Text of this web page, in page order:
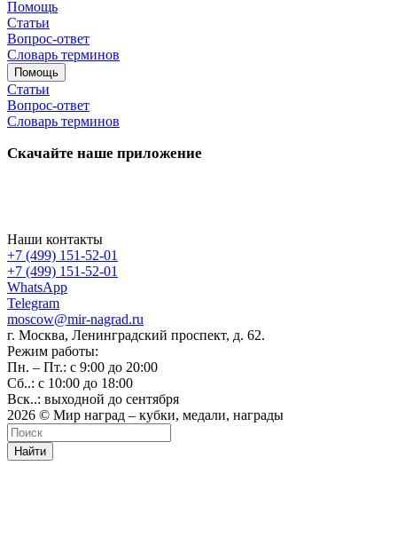
Помощь
Статьи
Вопрос-ответ
Словарь терминов
Помощь
Статьи
Вопрос-ответ
Словарь терминов
Скачайте наше приложение
Наши контакты
+7 (499) 151-52-01
+7 (499) 151-52-01
WhatsApp
Telegram
moscow@mir-nagrad.ru
г. Москва, Ленинградский проспект, д. 62.
Режим работы:
Пн. – Пт.: с 9:00 до 20:00
Сб..: с 10:00 до 18:00
Вск..: выходной до сентября
2026 © Мир наград – кубки, медали, награды
Найти